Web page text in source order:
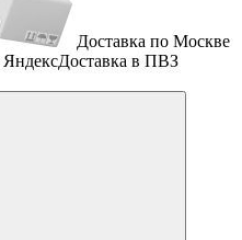
Доставка по Москве
ЯндексДоставка в ПВЗ